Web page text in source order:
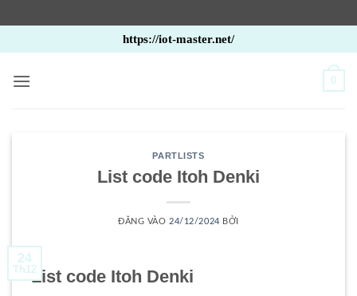
qua
nội
https://iot-master.net/
0
PARTLISTS
List code Itoh Denki
ĐĂNG VÀO 24/12/2024 BỞI
24
Th12List code Itoh Denki